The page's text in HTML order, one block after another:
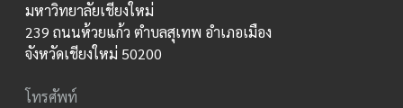
มหาวิทยาลัยเชียงใหม่
239 ถนนห้วยแก้ว ตำบลสุเทพ อำเภอเมือง
จังหวัดเชียงใหม่ 50200
โทรศัพท์